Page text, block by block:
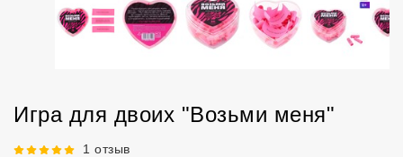
Игра для двоих "Возьми меня"
Рейтинг 5 из 5.1 отзыв